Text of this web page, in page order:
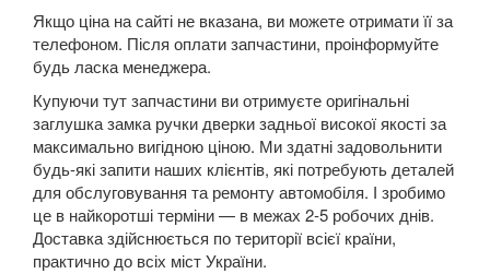
Kadjar
Kangoo II (FW, KW)
Koleos I (HY0)
Koleos II
Laguna II (BG, KG)
Laguna III (BT, DT, KT)
Якщо ціна на сайті не вказана, ви можете отримати її за
телефоном. Після оплати запчастини, проінформуйте
будь ласка менеджера.
Купуючи тут запчастини ви отримуєте оригінальні
заглушка замка ручки дверки задньої високої якості за
максимально вигідною ціною. Ми здатні задовольнити
будь-які запити наших клієнтів, які потребують деталей
для обслуговування та ремонту автомобіля. І зробимо
це в найкоротші терміни — в межах 2-5 робочих днів.
Доставка здійснюється по території всієї країни,
практично до всіх міст України.